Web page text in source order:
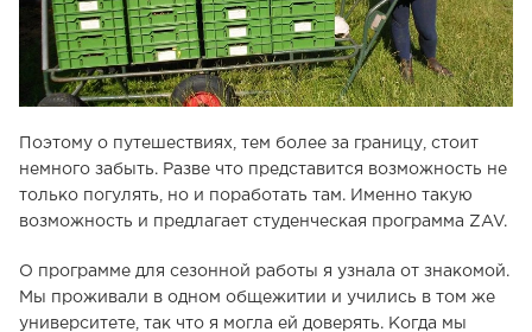
Поэтому о путешествиях, тем более за границу, стоит
немного забыть. Разве что представится возможность не
только погулять, но и поработать там. Именно такую ​​
возможность и предлагает студенческая программа ZAV.
О программе для сезонной работы я узнала от знакомой.
Мы проживали в одном общежитии и учились в том же
университете, так что я могла ей доверять. Когда мы